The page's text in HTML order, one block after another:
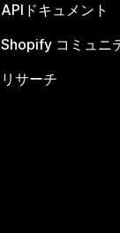
APIドキュメント
Shopify コミュニ
リサーチ